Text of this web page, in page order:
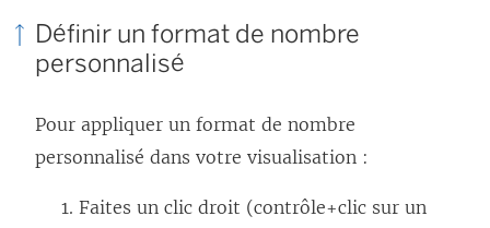
Définir un format de nombre
personnalisé
Pour appliquer un format de nombre
personnalisé dans votre visualisation :
Faites un clic droit (contrôle+clic sur un